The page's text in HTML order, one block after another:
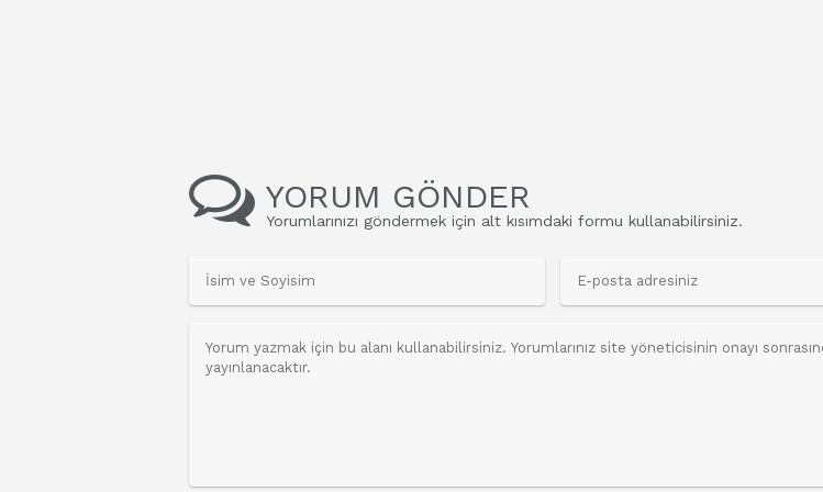
YORUM GÖNDER
Yorumlarınızı göndermek için alt kısımdaki formu kullanabilirsiniz.